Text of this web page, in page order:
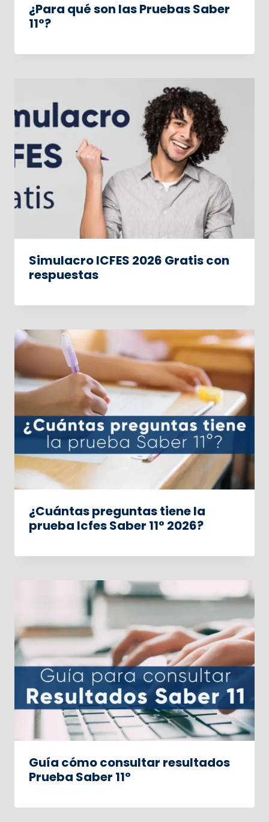
¿Para qué son las Pruebas Saber
11°?
Simulacro ICFES 2026 Gratis con
respuestas
¿Cuántas preguntas tiene la
prueba Icfes Saber 11° 2026?
Guía cómo consultar resultados
Prueba Saber 11°